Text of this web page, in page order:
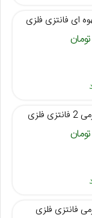
ای فانتزی فلزی
فانتزی فلزی